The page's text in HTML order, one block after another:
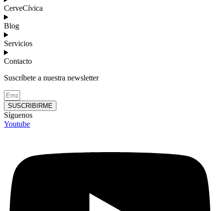
CerveCívica
Blog
Servicios
Contacto
Suscríbete a nuestra newsletter
SUSCRIBIRME
Síguenos
Youtube